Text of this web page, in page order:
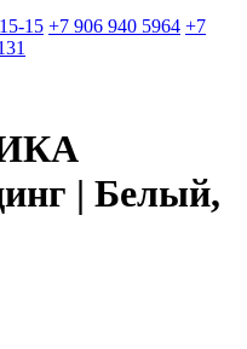
15 +7 906 940 5964 +7
| Белый,